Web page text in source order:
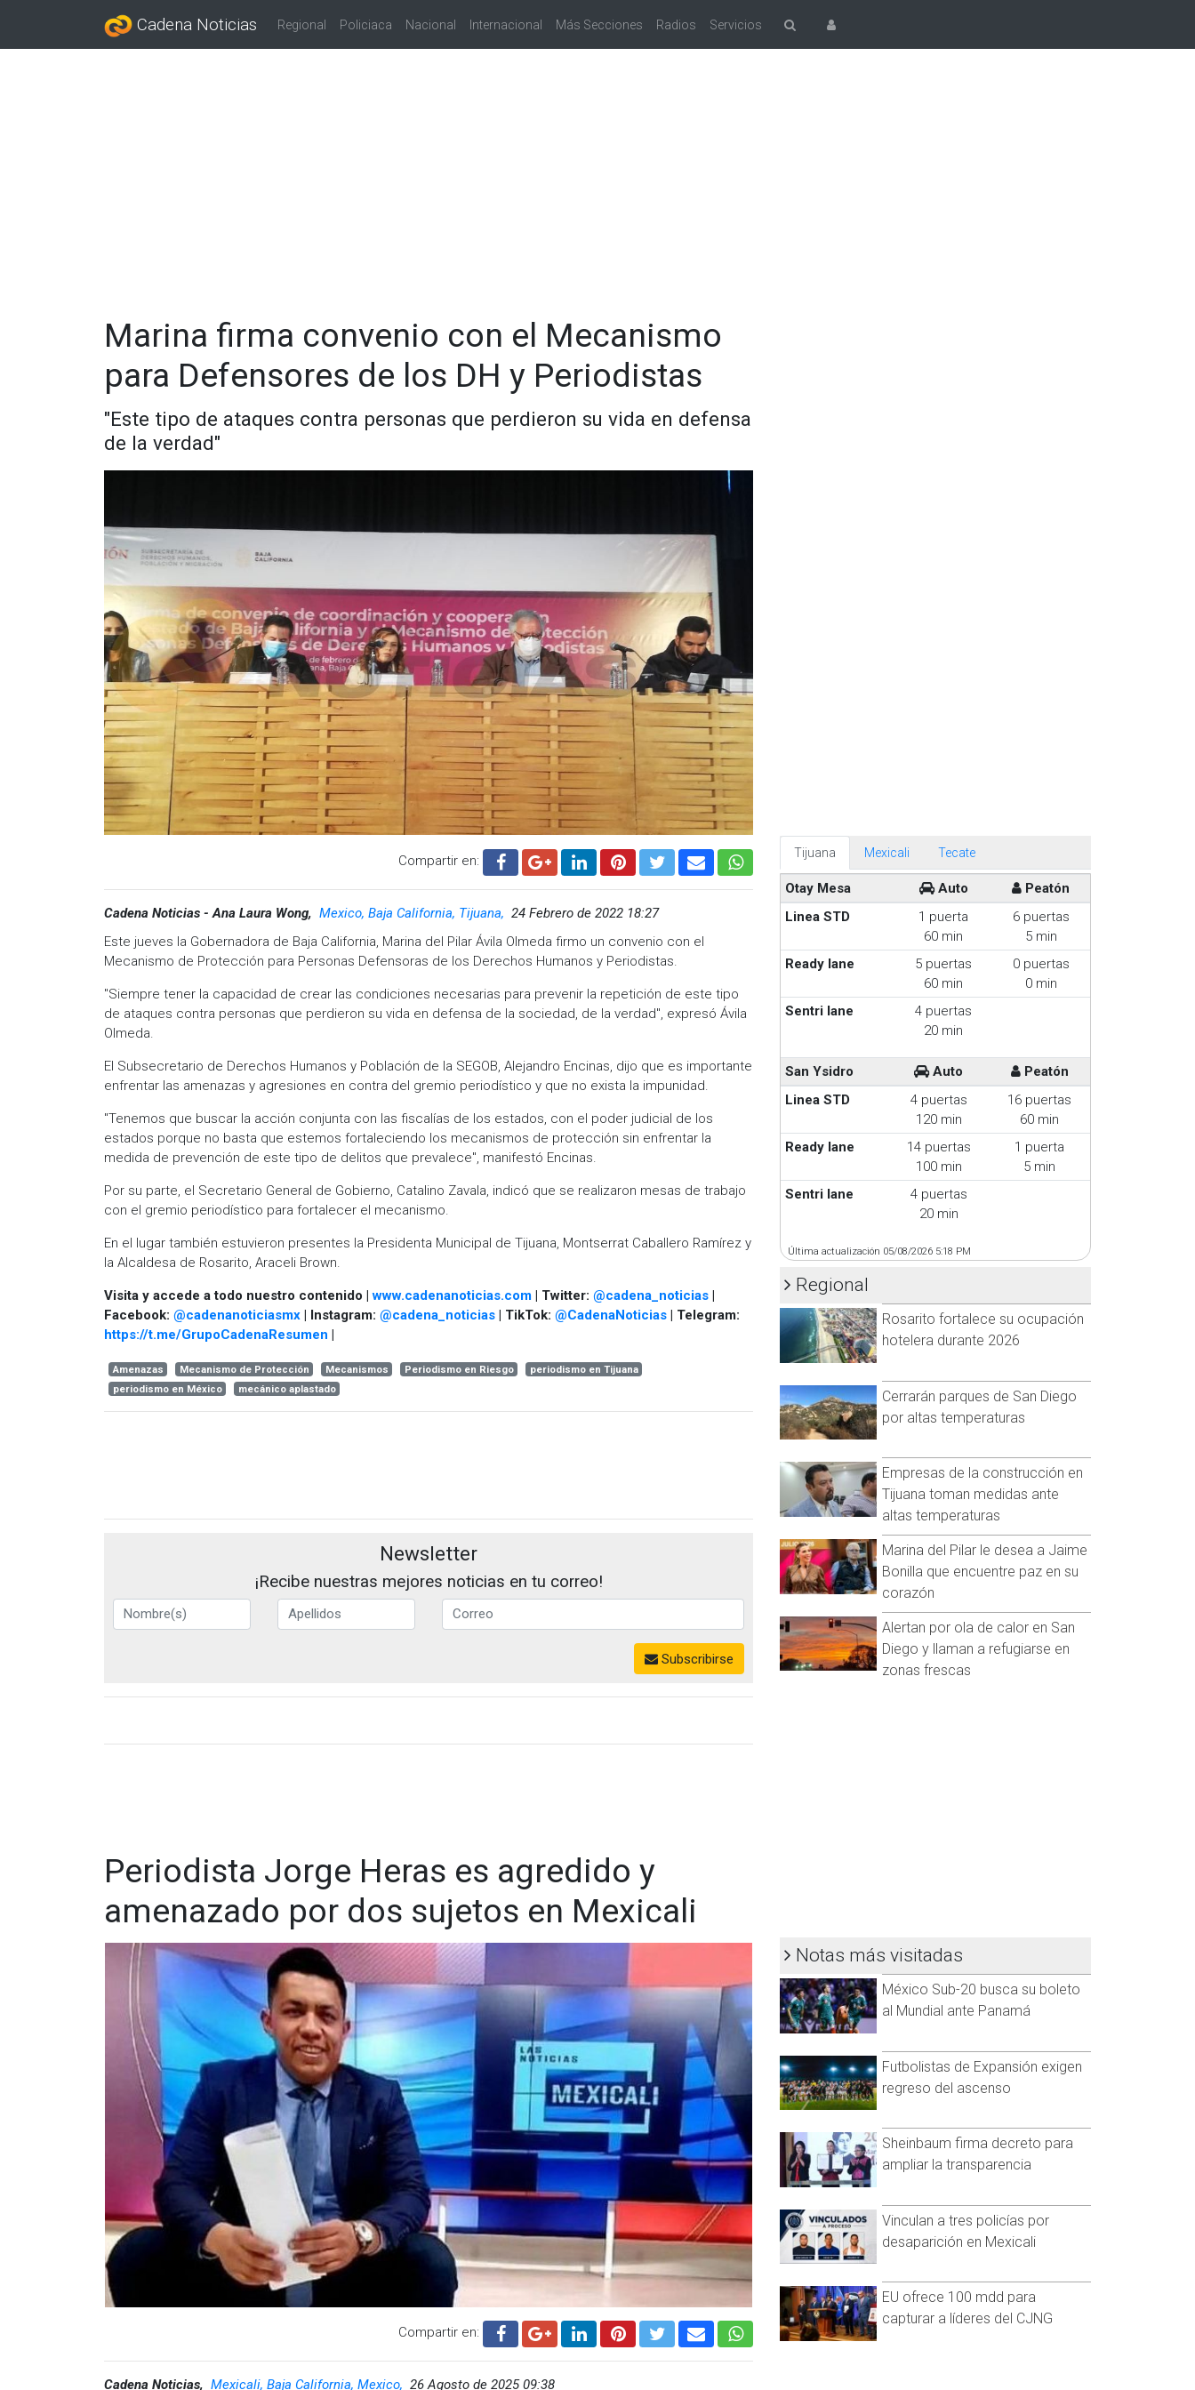
Cadena Noticias Regional Policiaca Nacional Internacional Más Secciones Radios Servicios
Marina firma convenio con el Mecanismo
para Defensores de los DH y Periodistas
"Este tipo de ataques contra personas que perdieron su vida en defensa
de la verdad"
Compartir en:
Cadena Noticias - Ana Laura Wong, Mexico, Baja California, Tijuana, 24 Febrero de 2022 18:27
Este jueves la Gobernadora de Baja California, Marina del Pilar Ávila Olmeda firmo un convenio con el
Mecanismo de Protección para Personas Defensoras de los Derechos Humanos y Periodistas.
"Siempre tener la capacidad de crear las condiciones necesarias para prevenir la repetición de este tipo
de ataques contra personas que perdieron su vida en defensa de la sociedad, de la verdad", expresó Ávila
Olmeda.
El Subsecretario de Derechos Humanos y Población de la SEGOB, Alejandro Encinas, dijo que es importante
enfrentar las amenazas y agresiones en contra del gremio periodístico y que no exista la impunidad.
"Tenemos que buscar la acción conjunta con las fiscalías de los estados, con el poder judicial de los
estados porque no basta que estemos fortaleciendo los mecanismos de protección sin enfrentar la
medida de prevención de este tipo de delitos que prevalece", manifestó Encinas.
Por su parte, el Secretario General de Gobierno, Catalino Zavala, indicó que se realizaron mesas de trabajo
con el gremio periodístico para fortalecer el mecanismo.
En el lugar también estuvieron presentes la Presidenta Municipal de Tijuana, Montserrat Caballero Ramírez y
la Alcaldesa de Rosarito, Araceli Brown.
Visita y accede a todo nuestro contenido |www.cadenanoticias.com | Twitter: @cadena_noticias |
Facebook: @cadenanoticiasmx | Instagram: @cadena_noticias | TikTok: @CadenaNoticias | Telegram:
https://t.me/GrupoCadenaResumen |
Amenazas Mecanismo de Protección Mecanismos Periodismo en Riesgo
periodismo en Tijuana
periodismo en México
mecánico aplastado
Newsletter
¡Recibe nuestras mejores noticias en tu correo!
Subscribirse
Periodista Jorge Heras es agredido y
amenazado por dos sujetos en Mexicali
Compartir en:
Cadena Noticias, Mexicali, Baja California, Mexico, 26 Agosto de 2025 09:38
Tijuana Mexicali Tecate
Otay Mesa Auto
Peatón
Linea STD
1 puerta
60 min
6 puertas
5 min
Ready lane
5 puertas
60 min
0 puertas
0 min
Sentri lane
4 puertas
20 min
San Ysidro Auto
Peatón
Linea STD
4 puertas
120 min
16 puertas
60 min
Ready lane
14 puertas
100 min
1 puerta
5 min
Sentri lane
4 puertas
20 min
Última actualización 05/08/2026 5:18 PM
Regional
Rosarito fortalece su ocupación
hotelera durante 2026
Cerrarán parques de San Diego
por altas temperaturas
Empresas de la construcción en
Tijuana toman medidas ante
altas temperaturas
Marina del Pilar le desea a Jaime
Bonilla que encuentre paz en su
corazón
Alertan por ola de calor en San
Diego y llaman a refugiarse en
zonas frescas
Notas más visitadas
México Sub-20 busca su boleto
al Mundial ante Panamá
Futbolistas de Expansión exigen
regreso del ascenso
Sheinbaum firma decreto para
ampliar la transparencia
Vinculan a tres policías por
desaparición en Mexicali
EU ofrece 100 mdd para
capturar a líderes del CJNG